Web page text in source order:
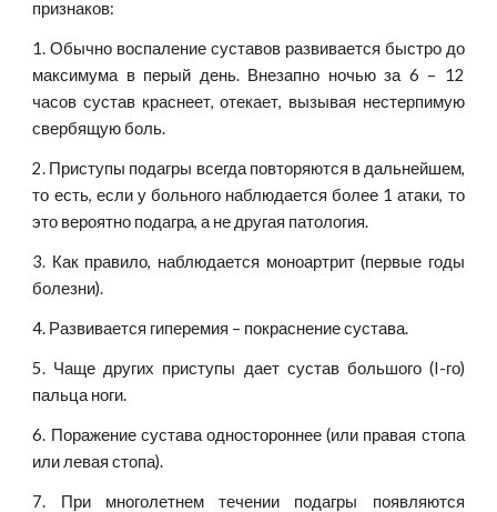
признаков:
1. Обычно воспаление суставов развивается быстро до
максимума в перый день. Внезапно ночью за 6 – 12
часов сустав краснеет, отекает, вызывая нестерпимую
свербящую боль.
2. Приступы подагры всегда повторяются в дальнейшем,
то есть, если у больного наблюдается более 1 атаки, то
это вероятно подагра, а не другая патология.
3. Как правило, наблюдается моноартрит (первые годы
болезни).
4. Развивается гиперемия – покраснение сустава.
5. Чаще других приступы дает сустав большого (I-го)
пальца ноги.
6. Поражение сустава одностороннее (или правая стопа
или левая стопа).
7. При многолетнем течении подагры появляются